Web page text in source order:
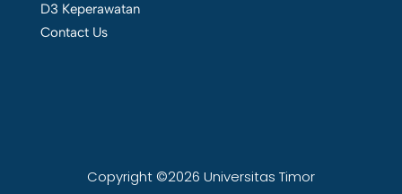
D3 Keperawatan
Contact Us
Copyright ©2026 Universitas Timor